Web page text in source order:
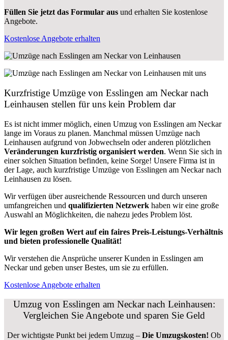
Füllen Sie jetzt das Formular aus und erhalten Sie kostenlose
Angebote.
Kostenlose Angebote erhalten
Kurzfristige Umzüge von Esslingen am Neckar nach
Leinhausen stellen für uns kein Problem dar
Es ist nicht immer möglich, einen Umzug von Esslingen am Neckar
lange im Voraus zu planen. Manchmal müssen Umzüge nach
Leinhausen aufgrund von Jobwechseln oder anderen plötzlichen
Veränderungen kurzfristig organisiert werden. Wenn Sie sich in
einer solchen Situation befinden, keine Sorge! Unsere Firma ist in
der Lage, auch kurzfristige Umzüge von Esslingen am Neckar nach
Leinhausen zu lösen.
Wir verfügen über ausreichende Ressourcen und durch unseren
umfangreichen und qualifizierten Netzwerk haben wir eine große
Auswahl an Möglichkeiten, die nahezu jedes Problem löst.
Wir legen großen Wert auf ein faires Preis-Leistungs-Verhältnis
und bieten professionelle Qualität!
Wir verstehen die Ansprüche unserer Kunden in Esslingen am
Neckar und geben unser Bestes, um sie zu erfüllen.
Kostenlose Angebote erhalten
Umzug von Esslingen am Neckar nach Leinhausen:
Vergleichen Sie Angebote und sparen Sie Geld
Der wichtigste Punkt bei jedem Umzug – Die Umzugskosten! Ob